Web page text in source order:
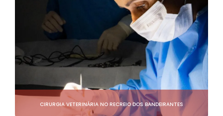
CIRURGIA VETERINÁRIA NO RECREIO DOS BANDEIRANTES